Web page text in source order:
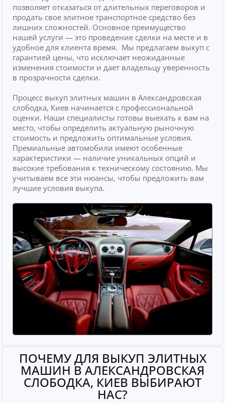
позволяет отказаться от длительных переговоров и
продать свое элитное транспортное средство без
лишних сложностей. Основное преимущество
нашей услуги — это проведение сделки на месте и в
удобное для клиента время. Мы предлагаем выкуп с
гарантией цены, что исключает неожиданные
изменения стоимости и дает владельцу уверенность
в прозрачности сделки.
Процесс выкуп элитных машин в Александровская
слободка, Киев начинается с профессиональной
оценки. Наши специалисты готовы выехать к вам на
место, чтобы определить актуальную рыночную
стоимость и предложить оптимальные условия.
Премиальные автомобили имеют особенные
характеристики — наличие уникальных опций и
высокие требования к техническому состоянию. Мы
учитываем все эти нюансы, чтобы предложить вам
лучшие условия выкупа.
ПОЧЕМУ ДЛЯ ВЫКУП ЭЛИТНЫХ
МАШИН В АЛЕКСАНДРОВСКАЯ
СЛОБОДКА, КИЕВ ВЫБИРАЮТ
НАС?